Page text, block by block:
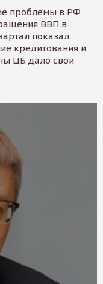
проблемы в РФ
ВВП в
показал
кредитования и
ЦБ дало свои